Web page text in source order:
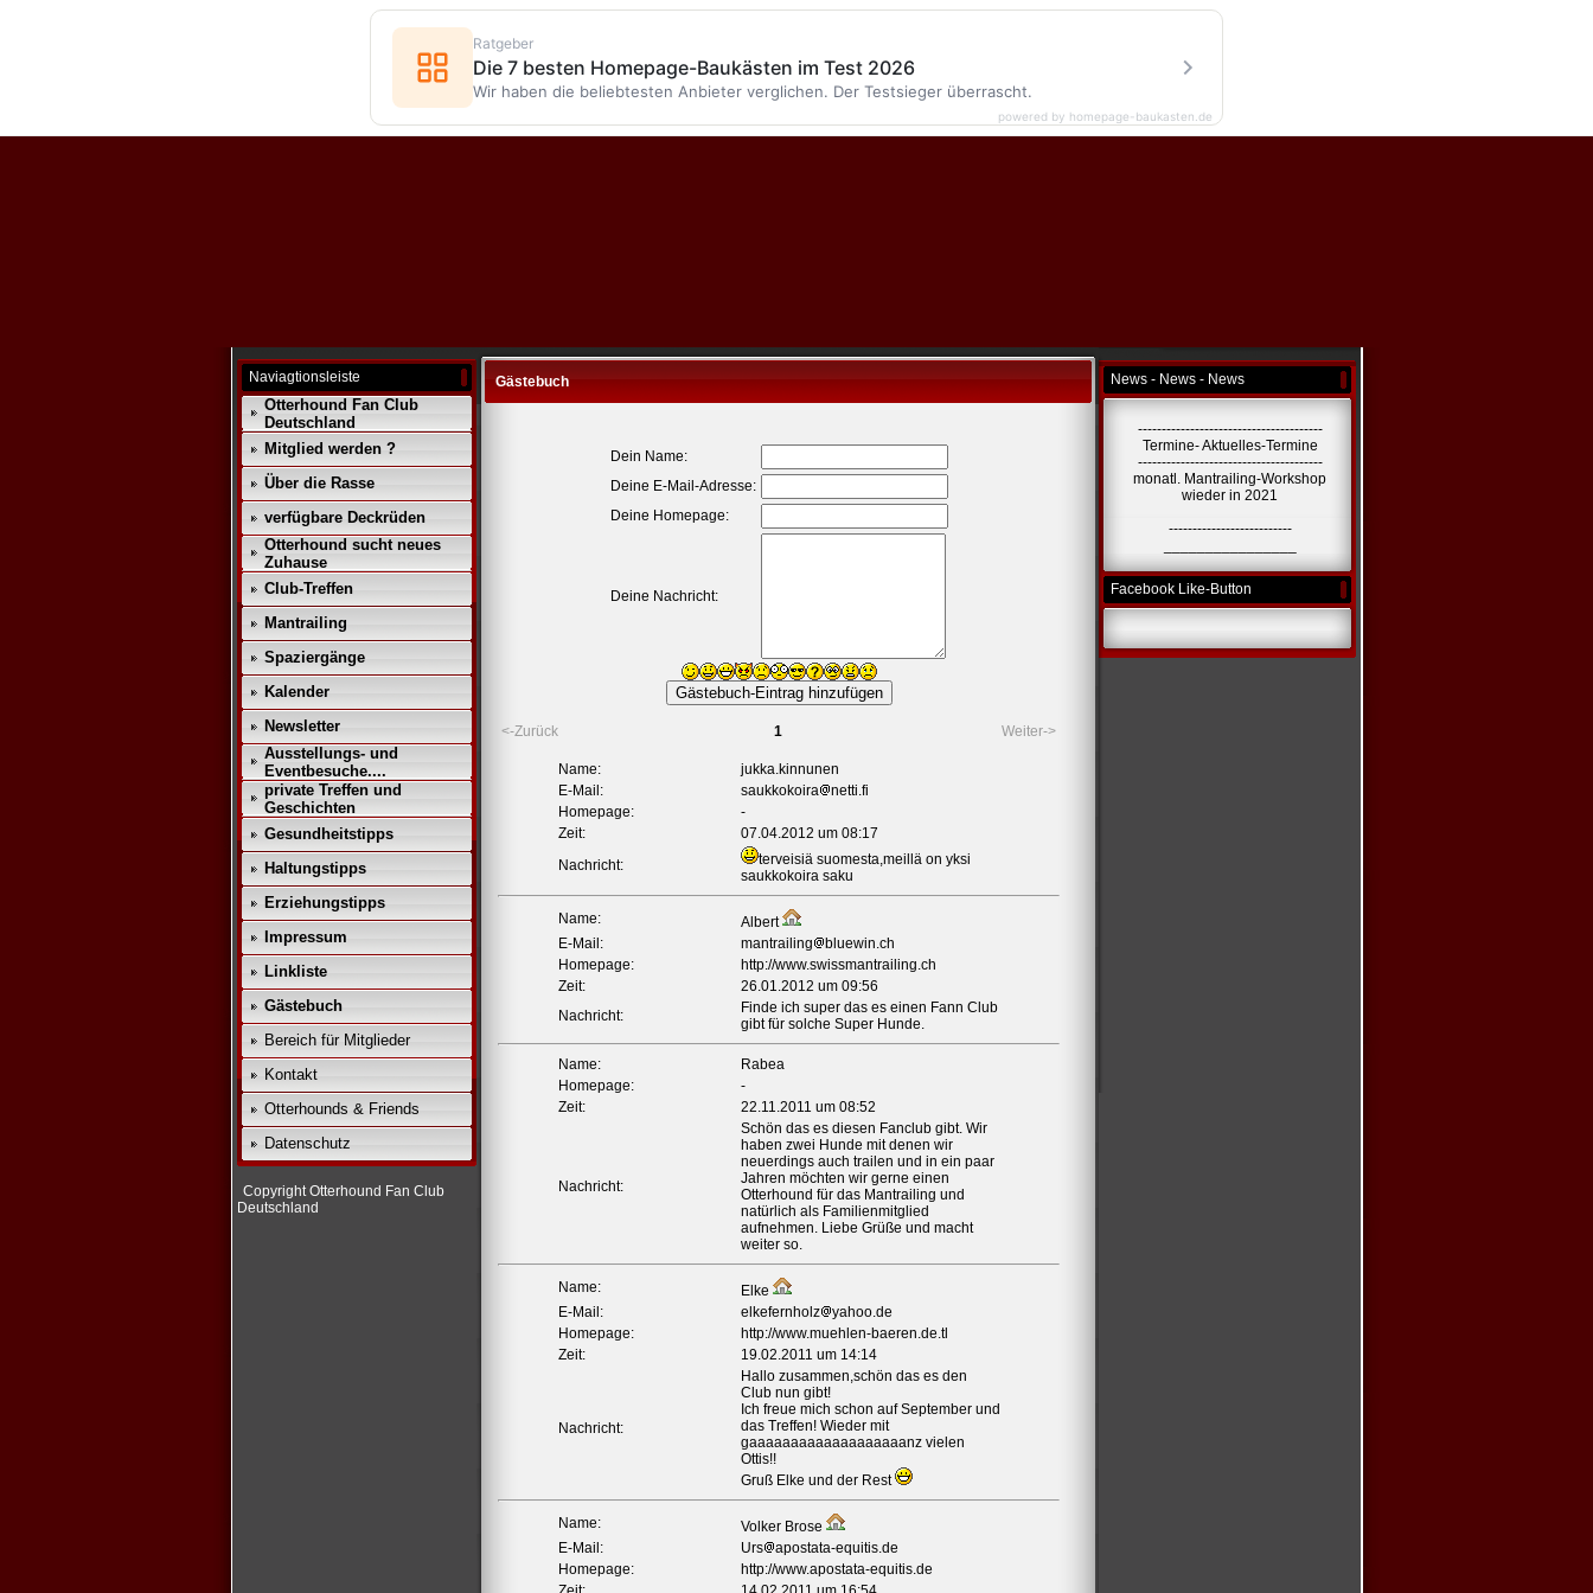
Naviagtionsleiste
Otterhound Fan Club
Deutschland
Mitglied werden ?
Über die Rasse
verfügbare Deckrüden
Otterhound sucht neues
Zuhause
Club-Treffen
Mantrailing
Spaziergänge
Kalender
Newsletter
Ausstellungs- und
Eventbesuche....
private Treffen und
Geschichten
Gesundheitstipps
Haltungstipps
Erziehungstipps
Impressum
Linkliste
Gästebuch
Bereich für Mitglieder
Kontakt
Otterhounds & Friends
Datenschutz
Copyright Otterhound Fan Club
Deutschland
Gästebuch
Dein Name:
Deine E-Mail-Adresse:
Deine Homepage:
Deine Nachricht:
<-Zurück 1 Weiter->
Name:
jukka.kinnunen
E-Mail:
saukkokoira
netti.fi
Homepage:
-
Zeit:
07.04.2012 um 08:17
Nachricht:
terveisiä suomesta,meillä on yksi
saukkokoira saku
Name:
Albert
E-Mail:
mantrailing
bluewin.ch
Homepage:
http://www.swissmantrailing.ch
Zeit:
26.01.2012 um 09:56
Nachricht:
Finde ich super das es einen Fann Club
gibt für solche Super Hunde.
Name:
Rabea
Homepage:
-
Zeit:
22.11.2011 um 08:52
Nachricht:
Schön das es diesen Fanclub gibt. Wir
haben zwei Hunde mit denen wir
neuerdings auch trailen und in ein paar
Jahren möchten wir gerne einen
Otterhound für das Mantrailing und
natürlich als Familienmitglied
aufnehmen. Liebe Grüße und macht
weiter so.
Name:
Elke
E-Mail:
elkefernholz
yahoo.de
Homepage:
http://www.muehlen-baeren.de.tl
Zeit:
19.02.2011 um 14:14
Nachricht:
Hallo zusammen,schön das es den
Club nun gibt!
Ich freue mich schon auf September und
das Treffen! Wieder mit
gaaaaaaaaaaaaaaaaaaanz vielen
Ottis!!
Gruß Elke und der Rest
Name:
Volker Brose
E-Mail:
Urs
apostata-equitis.de
Homepage:
http://www.apostata-equitis.de
News - News - News
---------------------------------------
Termine- Aktuelles-Termine
---------------------------------------
monatl. Mantrailing-Workshop
wieder in 2021
--------------------------
Facebook Like-Button
Ratgeber
Die 7 besten Homepage-Baukästen im Test 2026
Wir haben die beliebtesten Anbieter verglichen. Der Testsieger überrascht.
powered by homepage-baukasten.de